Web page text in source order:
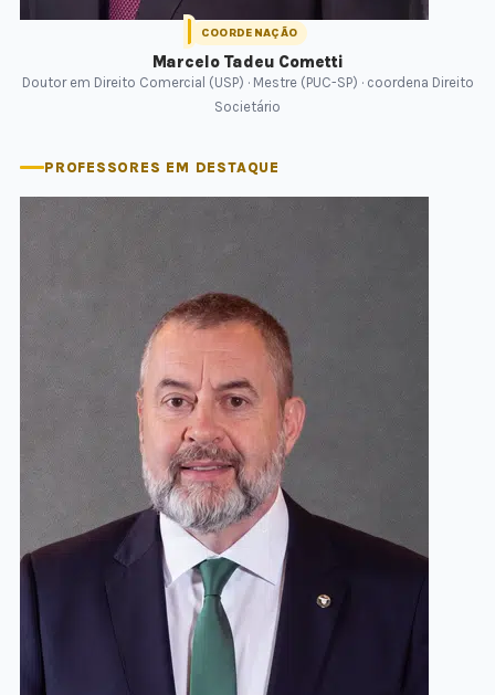
COORDENAÇÃO
Marcelo Tadeu Cometti
Doutor em Direito Comercial (USP) · Mestre (PUC-SP) · coordena Direito
Societário
PROFESSORES EM DESTAQUE